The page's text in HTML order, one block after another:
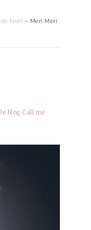
Noël – Meri Meri
le blog Call me